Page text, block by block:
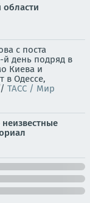
с поста
день подряд в
Киева и
в Одессе,
ТАСС / Мир
неизвестные